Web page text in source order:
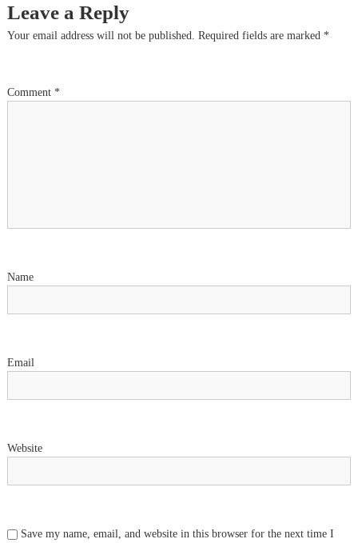
t
a
a
t
n
Leave a Reply
Your email address will not be published. Required fields are marked *
Comment *
Name
Email
Website
Save my name, email, and website in this browser for the next time I